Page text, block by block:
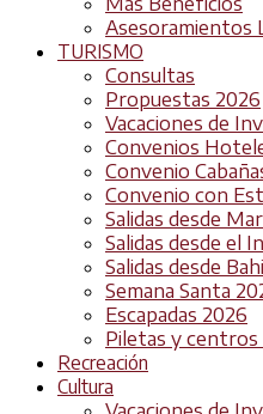
Asesoramientos
TURISMO
Consultas
Propuestas 2026
Vacaciones de
Convenios
Convenio
Convenio con
Salidas desde
Salidas desde el
Salidas desde
Semana Santa
Escapadas 2026
Piletas y
Recreación
Cultura